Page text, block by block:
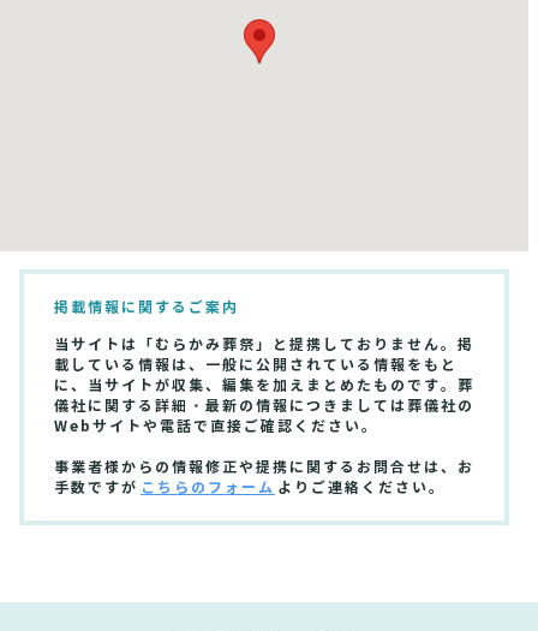
掲載情報に関するご案内
当サイトは「むらかみ葬祭」と提携しておりません。掲
載している情報は、一般に公開されている情報をもと
に、当サイトが収集、編集を加えまとめたものです。葬
儀社に関する詳細・最新の情報につきましては葬儀社の
Webサイトや電話で直接ご確認ください。
事業者様からの情報修正や提携に関するお問合せは、お
手数ですが こちらのフォーム よりご連絡ください。